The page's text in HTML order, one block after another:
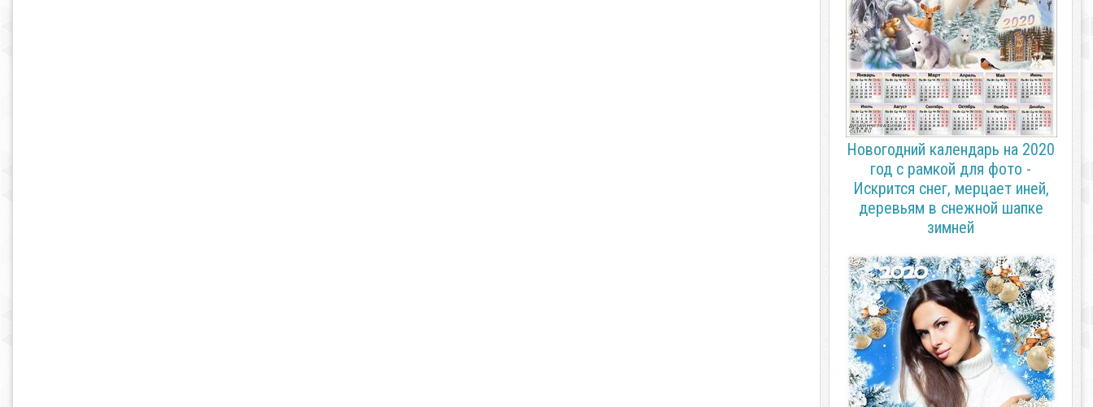
Новогодний календарь на 2020
год с рамкой для фото -
Искрится снег, мерцает иней,
деревьям в снежной шапке
зимней